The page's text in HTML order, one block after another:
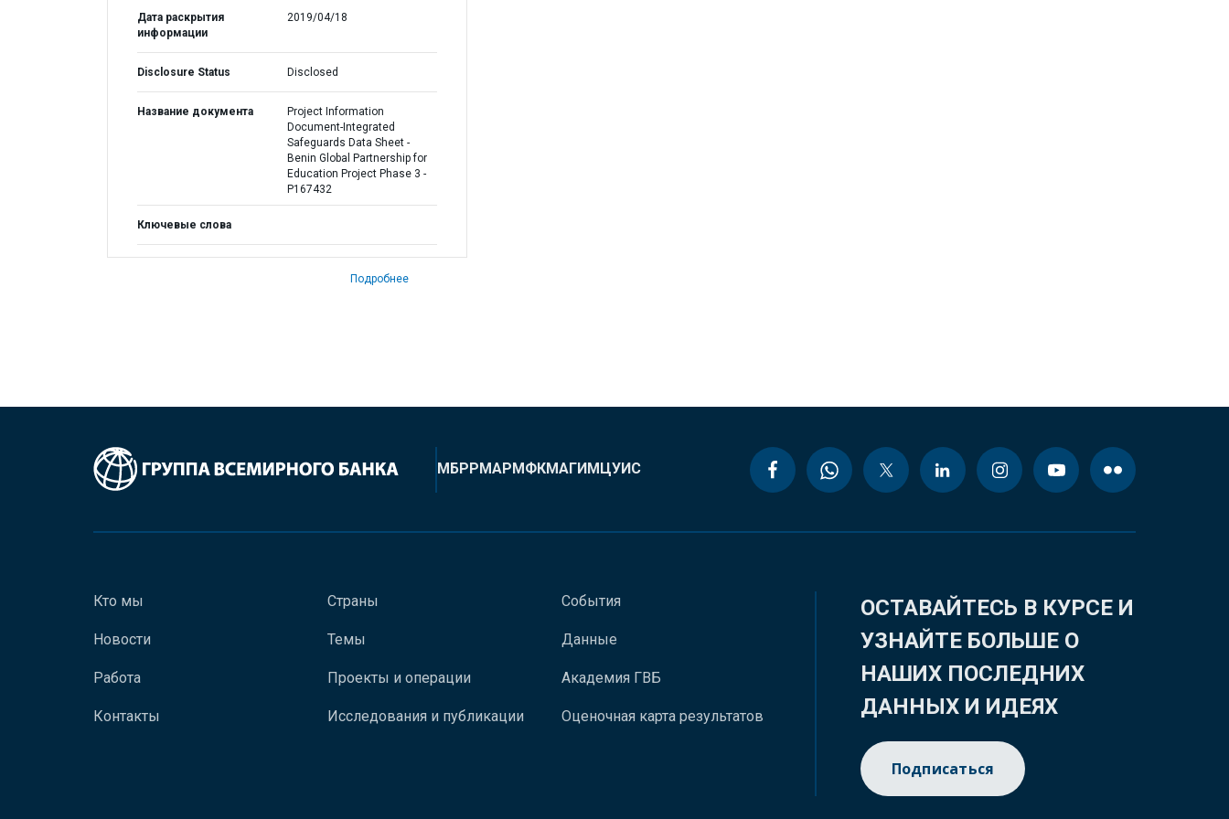
Дата раскрытия
информации
2019/04/18
Disclosure Status Disclosed
Название документа
Project Information
Document-Integrated
Safeguards Data Sheet -
Benin Global Partnership for
Education Project Phase 3 -
P167432
Ключевые слова
Подробнее
МБРРМАРМФКМАГИМЦУИС
Кто мы
Новости
Работа
Контакты
Страны
Темы
Проекты и операции
Исследования и публикации
События
Данные
Академия ГВБ
Оценочная карта результатов
ОСТАВАЙТЕСЬ В КУРСЕ И
УЗНАЙТЕ БОЛЬШЕ О
НАШИХ ПОСЛЕДНИХ
ДАННЫХ И ИДЕЯХ
Подписаться